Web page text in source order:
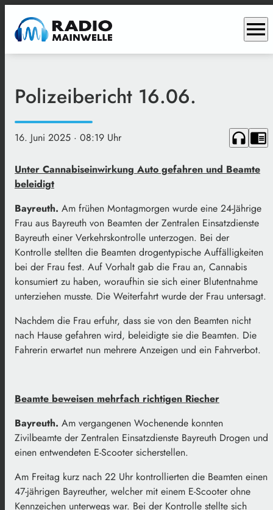
menu
Polizeibericht 16.06.
16. Juni 2025 · 08:19 Uhr headphones chrome_reader_mode
Unter Cannabiseinwirkung Auto gefahren und Beamte
beleidigt
Bayreuth. Am frühen Montagmorgen wurde eine 24-Jährige
Frau aus Bayreuth von Beamten der Zentralen Einsatzdienste
Bayreuth einer Verkehrskontrolle unterzogen. Bei der
Kontrolle stellten die Beamten drogentypische Auffälligkeiten
bei der Frau fest. Auf Vorhalt gab die Frau an, Cannabis
konsumiert zu haben, woraufhin sie sich einer Blutentnahme
unterziehen musste. Die Weiterfahrt wurde der Frau untersagt.
Nachdem die Frau erfuhr, dass sie von den Beamten nicht
nach Hause gefahren wird, beleidigte sie die Beamten. Die
Fahrerin erwartet nun mehrere Anzeigen und ein Fahrverbot.
Beamte beweisen mehrfach richtigen Riecher
Bayreuth. Am vergangenen Wochenende konnten
Zivilbeamte der Zentralen Einsatzdienste Bayreuth Drogen und
einen entwendeten E-Scooter sicherstellen.
Am Freitag kurz nach 22 Uhr kontrollierten die Beamten einen
47-jährigen Bayreuther, welcher mit einem E-Scooter ohne
Kennzeichen unterwegs war. Bei der Kontrolle stellte sich